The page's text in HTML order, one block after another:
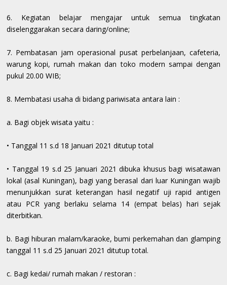
6. Kegiatan belajar mengajar untuk semua tingkatan
diselenggarakan secara daring/online;
7. Pembatasan jam operasional pusat perbelanjaan, cafeteria,
warung kopi, rumah makan dan toko modern sampai dengan
pukul 20.00 WIB;
8. Membatasi usaha di bidang pariwisata antara lain :
a. Bagi objek wisata yaitu :
• Tanggal 11 s.d 18 Januari 2021 ditutup total
• Tanggal 19 s.d 25 Januari 2021 dibuka khusus bagi wisatawan
lokal (asal Kuningan), bagi yang berasal dari luar Kuningan wajib
menunjukkan surat keterangan hasil negatif uji rapid antigen
atau PCR yang berlaku selama 14 (empat belas) hari sejak
diterbitkan.
b. Bagi hiburan malam/karaoke, bumi perkemahan dan glamping
tanggal 11 s.d 25 Januari 2021 ditutup total.
c. Bagi kedai/ rumah makan / restoran :